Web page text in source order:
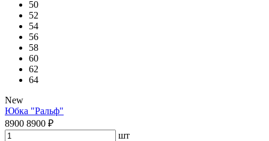
50
52
54
56
58
60
62
64
New
Юбка "Ральф"
8900 8900 ₽
шт